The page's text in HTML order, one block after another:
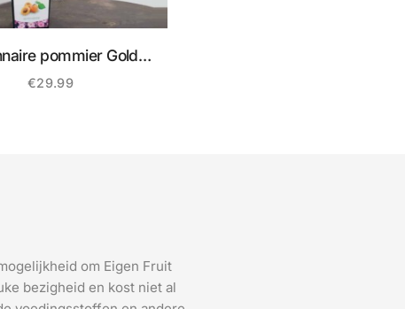
pommier Gold
Sensation
€29.99
om Eigen Fruit
bezigheid en kost niet al